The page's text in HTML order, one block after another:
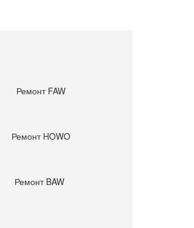
2500
3750
2500
Ремонт FAW
Ремонт HOWO
Ремонт BAW